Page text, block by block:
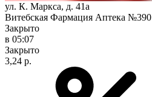
ул. К. Маркса, д. 41а
Витебская Фармация Аптека №390
Закрыто
в 05:07
Закрыто
3,24 р.